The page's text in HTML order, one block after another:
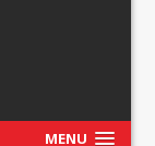
MENU